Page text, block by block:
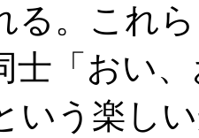
る。これ
士「おい
いう楽し